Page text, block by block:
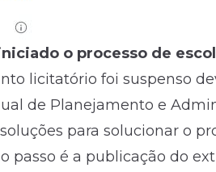
o processo de
licitatório foi suspenso
de Planejamento e
para solucionar o
passo é a publicação do